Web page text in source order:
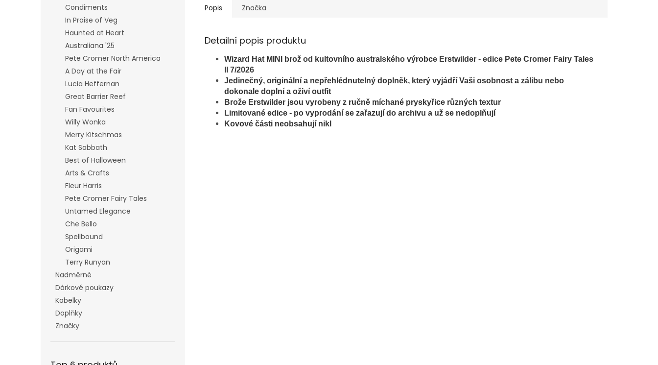
Condiments
In Praise of Veg
Haunted at Heart
Australiana '25
Pete Cromer North America
A Day at the Fair
Lucia Heffernan
Great Barrier Reef
Fan Favourites
Willy Wonka
Merry Kitschmas
Kat Sabbath
Best of Halloween
Arts & Crafts
Fleur Harris
Pete Cromer Fairy Tales
Untamed Elegance
Che Bello
Spellbound
Origami
Terry Runyan
Nadměrné
Dárkové poukazy
Kabelky
Doplňky
Značky
Popis Značka
Detailní popis produktu
Wizard Hat MINI brož od kultovního australského výrobce Erstwilder - edice Pete Cromer Fairy Tales
II 7/2026
Jedinečný, originální a nepřehlédnutelný doplněk, který vyjádří Vaši osobnost a zálibu nebo
dokonale doplní a oživí outfit
Brože Erstwilder jsou vyrobeny z ručně míchané pryskyřice různých textur
Limitované edice - po vyprodání se zařazují do archivu a už se nedoplňují
Kovové části neobsahují nikl